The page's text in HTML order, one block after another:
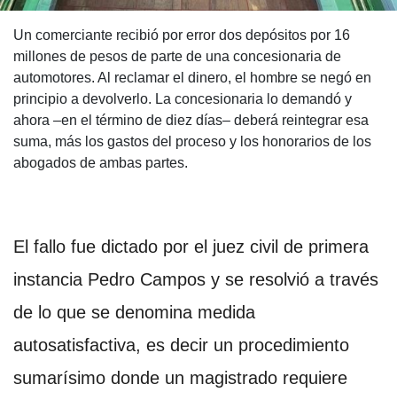
Un comerciante recibió por error dos depósitos por 16
millones de pesos de parte de una concesionaria de
automotores. Al reclamar el dinero, el hombre se negó en
principio a devolverlo. La concesionaria lo demandó y
ahora –en el término de diez días– deberá reintegrar esa
suma, más los gastos del proceso y los honorarios de los
abogados de ambas partes.
El fallo fue dictado por el juez civil de primera
instancia Pedro Campos y se resolvió a través
de lo que se denomina medida
autosatisfactiva, es decir un procedimiento
sumarísimo donde un magistrado requiere